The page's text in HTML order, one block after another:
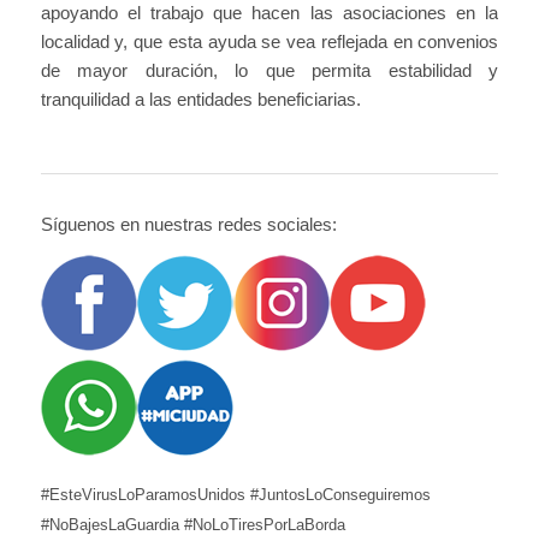
apoyando el trabajo que hacen las asociaciones en la
localidad y, que esta ayuda se vea reflejada en convenios
de mayor duración, lo que permita estabilidad y
tranquilidad a las entidades beneficiarias.
Síguenos en nuestras redes sociales:
#EsteVirusLoParamosUnidos #JuntosLoConseguiremos
#NoBajesLaGuardia #NoLoTiresPorLaBorda